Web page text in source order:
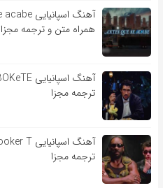
همراه متن و ترجمه مجزا
ترجمه مجزا
ترجمه مجزا